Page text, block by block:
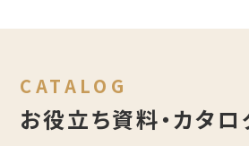
CATALOG
お役立ち資料・カタ